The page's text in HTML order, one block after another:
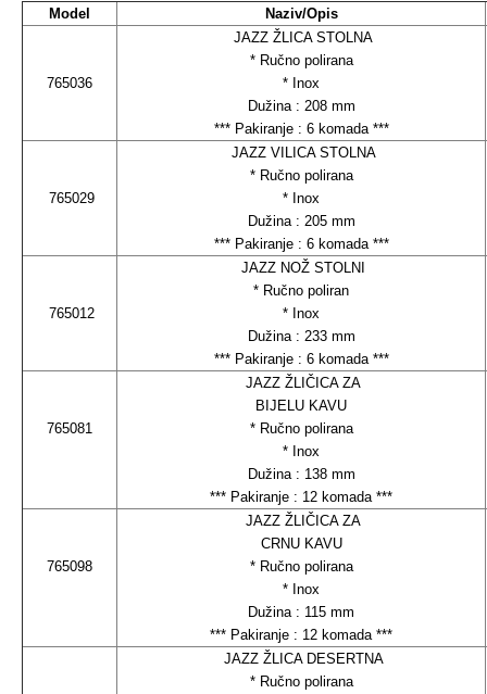
Model Naziv/Opis
765036
JAZZ ŽLICA STOLNA
* Ručno polirana
* Inox
Dužina : 208 mm
*** Pakiranje : 6 komada ***
765029
JAZZ VILICA STOLNA
* Ručno polirana
* Inox
Dužina : 205 mm
*** Pakiranje : 6 komada ***
765012
JAZZ NOŽ STOLNI
* Ručno poliran
* Inox
Dužina : 233 mm
*** Pakiranje : 6 komada ***
765081
JAZZ ŽLIČICA ZA
BIJELU KAVU
* Ručno polirana
* Inox
Dužina : 138 mm
*** Pakiranje : 12 komada ***
765098
JAZZ ŽLIČICA ZA
CRNU KAVU
* Ručno polirana
* Inox
Dužina : 115 mm
*** Pakiranje : 12 komada ***
JAZZ ŽLICA DESERTNA
* Ručno polirana